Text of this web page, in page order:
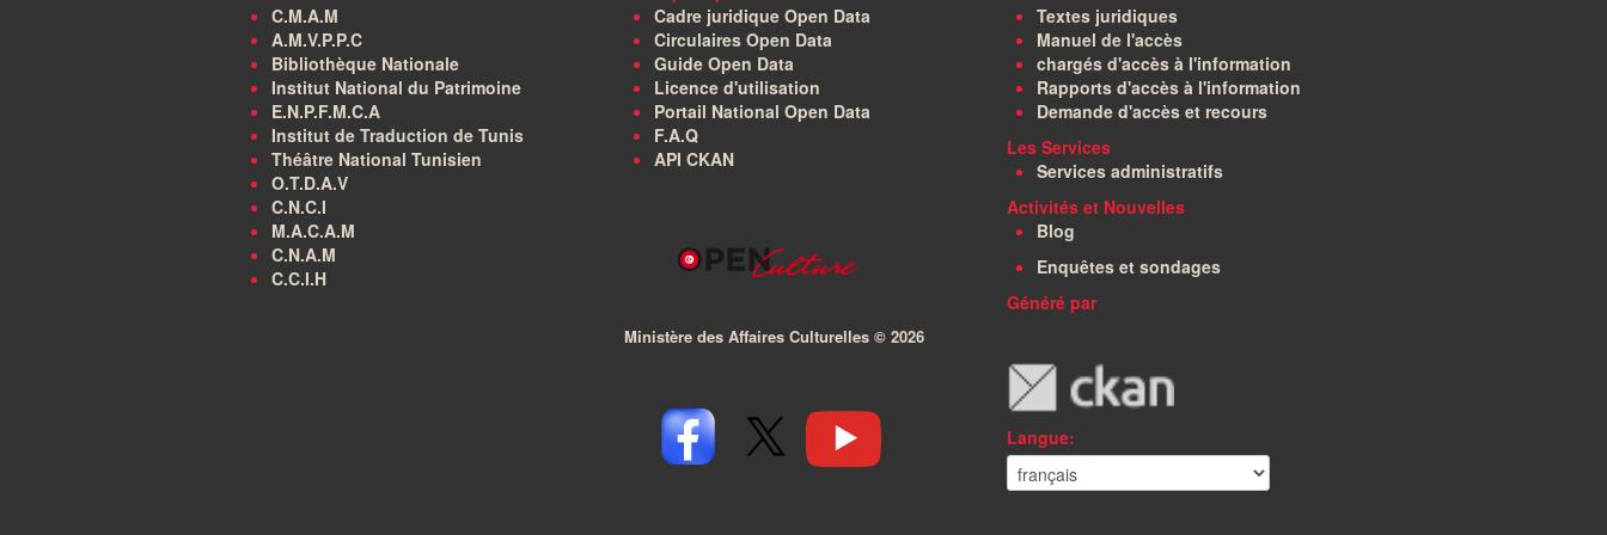
C.M.A.M
A.M.V.P.P.C
Bibliothèque Nationale
Institut National du Patrimoine
E.N.P.F.M.C.A
Institut de Traduction de Tunis
Théâtre National Tunisien
O.T.D.A.V
C.N.C.I
M.A.C.A.M
C.N.A.M
C.C.I.H
Cadre juridique Open Data
Circulaires Open Data
Guide Open Data
Licence d'utilisation
Portail National Open Data
F.A.Q
API CKAN
Ministère des Affaires Culturelles © 2026
Textes juridiques
Manuel de l'accès
chargés d'accès à l'information
Rapports d'accès à l'information
Demande d'accès et recours
Les Services
Services administratifs
Activités et Nouvelles
Blog
Enquêtes et sondages
Généré par
Langue